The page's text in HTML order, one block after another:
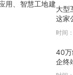
用、智慧工地建
大型
这家
时间
40万
企终